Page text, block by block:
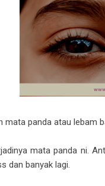
mata panda atau lebam
mata panda ni.
dan banyak lagi.